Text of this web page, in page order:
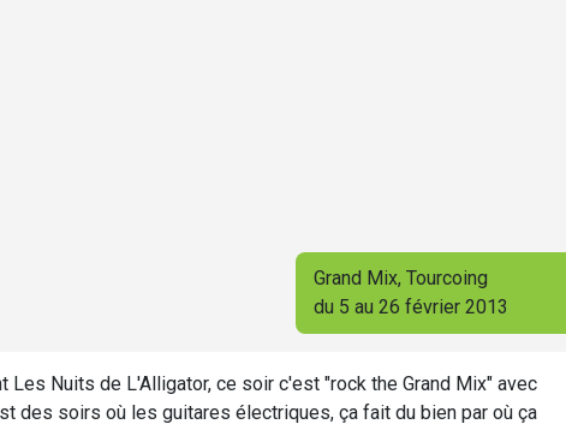
Grand Mix, Tourcoing
du 5 au 26 février 2013
Les Nuits de L'Alligator, ce soir c'est "rock the Grand Mix" avec
des soirs où les guitares électriques, ça fait du bien par où ça